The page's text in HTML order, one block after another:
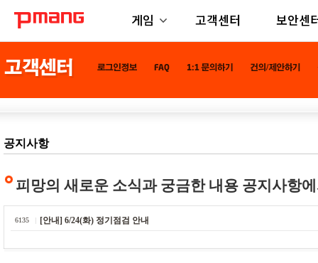
게임 고객센터 보안센
공지사항
피망의 새로운 소식과 궁금한 내용 공지사항
6135 [안내] 6/24(화) 정기점검 안내